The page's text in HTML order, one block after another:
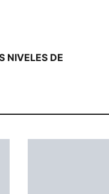
NIVELES DE